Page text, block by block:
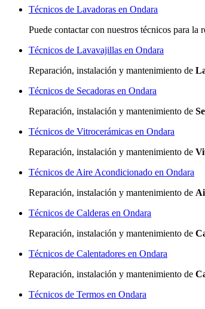
Técnicos de Lavadoras en Ondara
Puede contactar con nuestros técnicos para
Técnicos de Lavavajillas en Ondara
Reparación, instalación y mantenimiento de
Técnicos de Secadoras en Ondara
Reparación, instalación y mantenimiento de
Técnicos de Vitrocerámicas en Ondara
Reparación, instalación y mantenimiento de
Técnicos de Aire Acondicionado en Ondara
Reparación, instalación y mantenimiento de
Técnicos de Calderas en Ondara
Reparación, instalación y mantenimiento de
Técnicos de Calentadores en Ondara
Reparación, instalación y mantenimiento de
Técnicos de Termos en Ondara